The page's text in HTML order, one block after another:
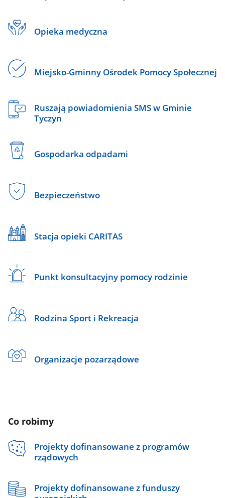
Opieka medyczna
Miejsko-Gminny Ośrodek Pomocy Społecznej
Ruszają powiadomienia SMS w Gminie
Tyczyn
Gospodarka odpadami
Bezpieczeństwo
Stacja opieki CARITAS
Punkt konsultacyjny pomocy rodzinie
Rodzina Sport i Rekreacja
Organizacje pozarządowe
Co robimy
Projekty dofinansowane z programów
rządowych
Projekty dofinansowane z funduszy